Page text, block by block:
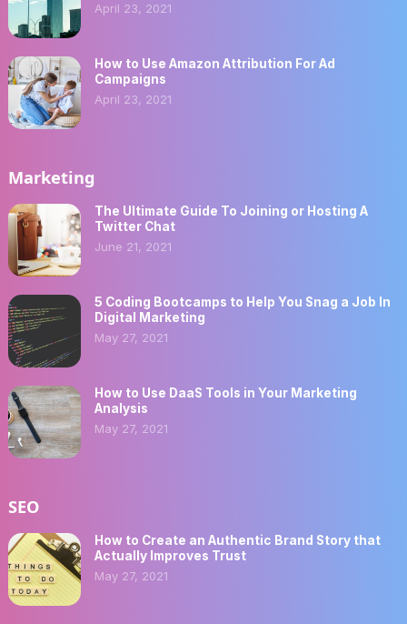
April 23, 2021
How to Use Amazon Attribution For Ad
Campaigns
April 23, 2021
Marketing
The Ultimate Guide To Joining or Hosting A
Twitter Chat
June 21, 2021
5 Coding Bootcamps to Help You Snag a Job In
Digital Marketing
May 27, 2021
How to Use DaaS Tools in Your Marketing
Analysis
May 27, 2021
SEO
How to Create an Authentic Brand Story that
Actually Improves Trust
May 27, 2021